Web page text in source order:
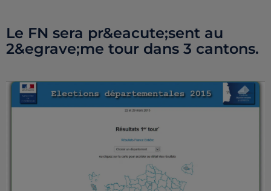
Le FN sera pr&eacute;sent au
2&egrave;me tour dans 3 cantons.